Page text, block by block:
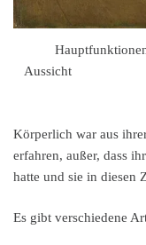
Aussicht
Körperlich war aus
erfahren, außer, dass
hatte und sie in diesen
Es gibt verschiedene